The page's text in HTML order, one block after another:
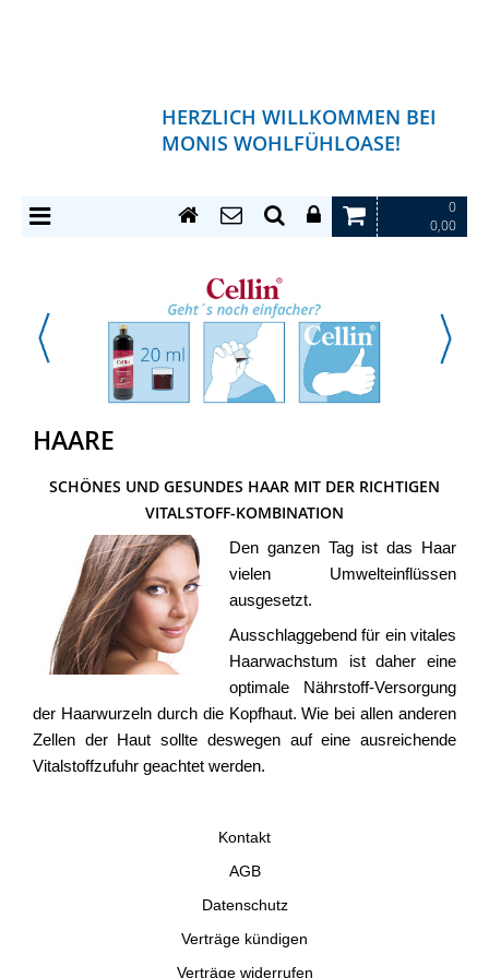
HERZLICH WILLKOMMEN BEI
MONIS WOHLFÜHLOASE!
0
0,00
HAARE
SCHÖNES UND GESUNDES HAAR MIT DER RICHTIGEN
VITALSTOFF-KOMBINATION
Den ganzen Tag ist das Haar
vielen Umwelteinflüssen
ausgesetzt.
Ausschlaggebend für ein vitales
Haarwachstum ist daher eine
optimale Nährstoff-Versorgung
der Haarwurzeln durch die Kopfhaut. Wie bei allen anderen
Zellen der Haut sollte deswegen auf eine ausreichende
Vitalstoffzufuhr geachtet werden.
Kontakt
AGB
Datenschutz
Verträge kündigen
Verträge widerrufen